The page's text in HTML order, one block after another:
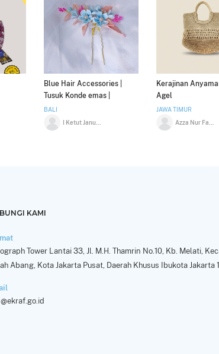
Blue Hair Accessories |
Tusuk Konde emas |
Aksesoris Rambut |
Handmade by Clezzie
Design | HPin038
BALI
Kerajinan
Agel
JAWA TIMUR
KAMI
Tower Lantai 33, Jl. M.H. Thamrin No.10, Kb. Melati,
Abang, Kota Jakarta Pusat, Daerah Khusus Ibukota Jakarta